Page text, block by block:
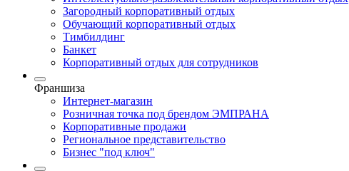
Загородный корпоративный отдых
Обучающий корпоративный отдых
Тимбилдинг
Банкет
Корпоративный отдых для сотрудников
Франшиза
Интернет-магазин
Розничная точка под брендом ЭМПРАНА
Корпоративные продажи
Региональное представительство
Бизнес "под ключ"